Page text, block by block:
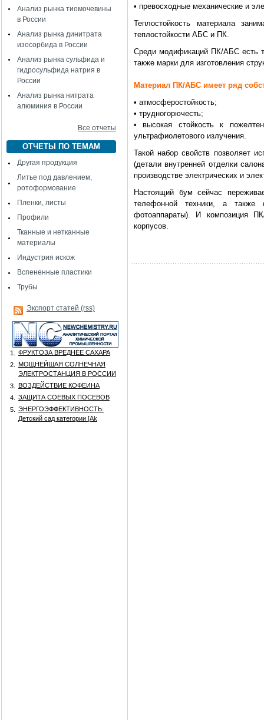
Анализ рынка тиомочевины
в России
Анализ рынка динитрата
изосорбида в России
Анализ рынка сульфида и
гидросульфида натрия в
России
Анализ рынка нитрата
алюминия в России
Все отчеты
ОТЧЕТЫ ПО ТЕМАМ
Другая продукция
Литье под давлением,
ротоформование
Пленки, листы
Профили
Тканные и нетканные
материалы
Индустрия искож
Вспененные пластики
Трубы
Экспорт статей (rss)
1.
ФРУКТОЗА ВРЕДНЕЕ САХАРА
2.
МОЩНЕЙШАЯ СОЛНЕЧНАЯ
ЭЛЕКТРОСТАНЦИЯ В РОССИИ
3.
ВОЗДЕЙСТВИЕ КОФЕИНА
4.
ЗАЩИТА СОЕВЫХ ПОСЕВОВ
5.
ЭНЕРГОЭФФЕКТИВНОСТЬ:
Детский сад категории [Аk
• превосходные механические и
Теплостойкость материала
теплостойкости АБС и ПК.
Среди модификаций ПК/АБС есть
также марки для изготовления
Материал ПК/АБС имеет ряд
• атмосферостойкость;
• трудногорючесть;
• высокая стойкость к
ультрафиолетового излучения.
Такой набор свойств позволяет
(детали внутренней отделки
производстве электрических и
Настоящий бум сейчас
телефонной техники, а также
фотоаппараты). И композиция
корпусов.